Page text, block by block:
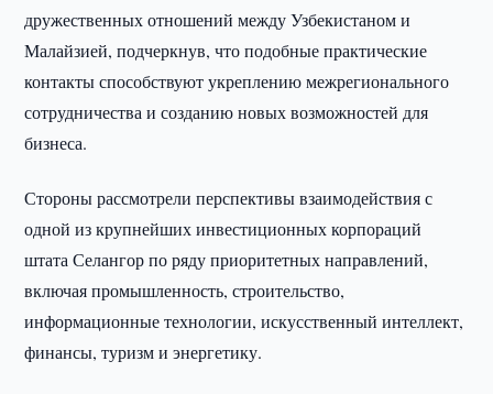
дружественных отношений между Узбекистаном и
Малайзией, подчеркнув, что подобные практические
контакты способствуют укреплению межрегионального
сотрудничества и созданию новых возможностей для
бизнеса.
Стороны рассмотрели перспективы взаимодействия с
одной из крупнейших инвестиционных корпораций
штата Селангор по ряду приоритетных направлений,
включая промышленность, строительство,
информационные технологии, искусственный интеллект,
финансы, туризм и энергетику.